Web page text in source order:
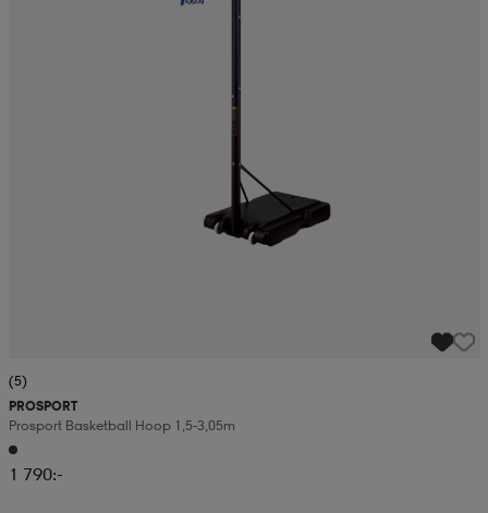
(5)
PROSPORT
Prosport Basketball Hoop 1,5-3,05m
1 790:-